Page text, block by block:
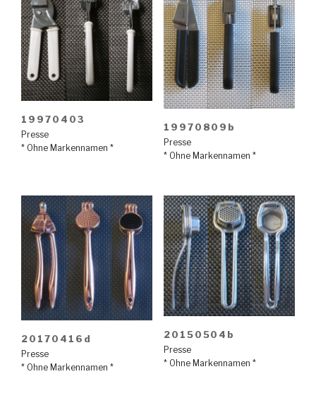
19970403
Presse
* Ohne Markennamen *
19970809b
Presse
* Ohne Markennamen *
20170416d
Presse
* Ohne Markennamen *
20150504b
Presse
* Ohne Markennamen *